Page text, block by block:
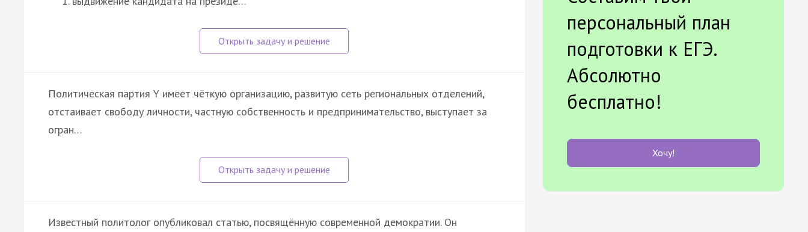
Политическая партия Y имеет чёткую организацию, развитую сеть региональных отделений,
отстаивает свободу личности, частную собственность и предпринимательство, выступает за
огран…
Известный политолог опубликовал статью, посвящённую современной демократии. Он
персональный план
подготовки к ЕГЭ.
Абсолютно
бесплатно!
Хочу!